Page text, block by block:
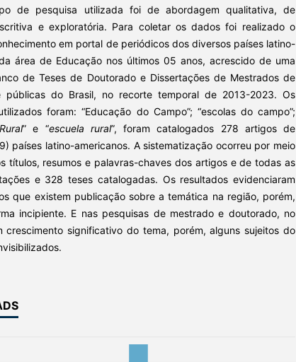
de pesquisa utilizada foi de abordagem qualitativa, de
e exploratória. Para coletar os dados foi realizado o
em portal de periódicos dos diversos países latino-
área de Educação nos últimos 05 anos, acrescido de uma
de Teses de Doutorado e Dissertações de Mestrados de
públicas do Brasil, no recorte temporal de 2013-2023. Os
foram: “Educação do Campo”; “escolas do campo”;
” e “escuela rural”, foram catalogados 278 artigos de
países latino-americanos. A sistematização ocorreu por meio
títulos, resumos e palavras-chaves dos artigos e de todas as
e 328 teses catalogadas. Os resultados evidenciaram
que existem publicação sobre a temática na região, porém,
incipiente. E nas pesquisas de mestrado e doutorado, no
crescimento significativo do tema, porém, alguns sujeitos do